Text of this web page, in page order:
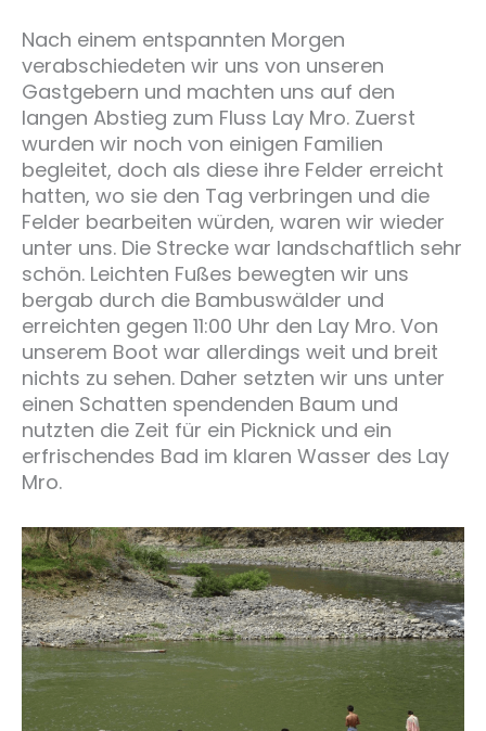
Nach einem entspannten Morgen
verabschiedeten wir uns von unseren
Gastgebern und machten uns auf den
langen Abstieg zum Fluss Lay Mro. Zuerst
wurden wir noch von einigen Familien
begleitet, doch als diese ihre Felder erreicht
hatten, wo sie den Tag verbringen und die
Felder bearbeiten würden, waren wir wieder
unter uns. Die Strecke war landschaftlich sehr
schön. Leichten Fußes bewegten wir uns
bergab durch die Bambuswälder und
erreichten gegen 11:00 Uhr den Lay Mro. Von
unserem Boot war allerdings weit und breit
nichts zu sehen. Daher setzten wir uns unter
einen Schatten spendenden Baum und
nutzten die Zeit für ein Picknick und ein
erfrischendes Bad im klaren Wasser des Lay
Mro.